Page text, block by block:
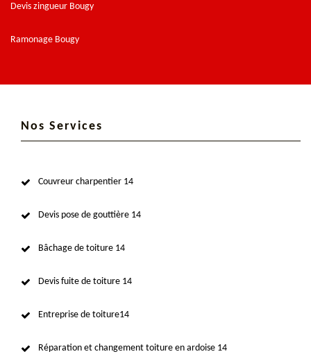
Devis zingueur Bougy
Ramonage Bougy
Nos Services
Couvreur charpentier 14
Devis pose de gouttière 14
Bâchage de toiture 14
Devis fuite de toiture 14
Entreprise de toiture14
Réparation et changement toiture en ardoise 14